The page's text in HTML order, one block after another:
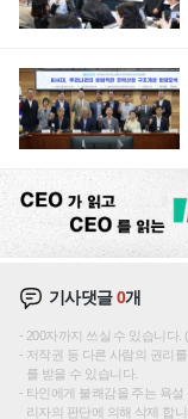
기사댓글0개
200자까지 쓰실 수 있습니다.
저작권 등 다른 사람의 권리
를 받을 수 있습니다.
타인에게 불쾌감을 주는 욕
리자의 판단에 의해 삭제 합니